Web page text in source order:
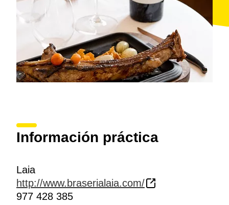
Información práctica
Laia
http://www.braserialaia.com/
977 428 385